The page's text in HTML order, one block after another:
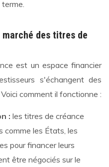
des titres de
est un espace financier
s'échangent des
comment il fonctionne :
: les titres de créance
comme les États, les
pour financer leurs
être négociés sur le